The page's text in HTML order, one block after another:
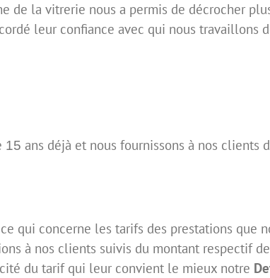
de la vitrerie nous a permis de décrocher
leur confiance avec qui nous travaillons
15 ans déjà et nous fournissons à nos clients
qui concerne les tarifs des prestations que
à nos clients suivis du montant respectif
du tarif qui leur convient le mieux notre